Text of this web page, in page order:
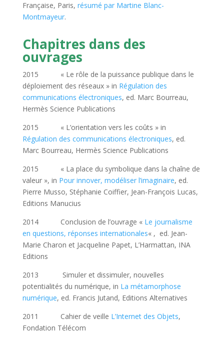
Française, Paris, résumé par Martine Blanc-
Montmayeur.
Chapitres dans des
ouvrages
2015 « Le rôle de la puissance publique dans le
déploiement des réseaux » in Régulation des
communications électroniques, ed. Marc Bourreau,
Hermès Science Publications
2015 « L’orientation vers les coûts » in
Régulation des communications électroniques, ed.
Marc Bourreau, Hermès Science Publications
2015 « La place du symbolique dans la chaîne de
valeur », in Pour innover, modéliser l’imaginaire, ed.
Pierre Musso, Stéphanie Coiffier, Jean-François Lucas,
Editions Manucius
2014 Conclusion de l’ouvrage « Le journalisme
en questions, réponses internationales« , ed. Jean-
Marie Charon et Jacqueline Papet, L’Harmattan, INA
Editions
2013 Simuler et dissimuler, nouvelles
potentialités du numérique, in La métamorphose
numérique, ed. Francis Jutand, Editions Alternatives
2011 Cahier de veille L’Internet des Objets,
Fondation Télécom